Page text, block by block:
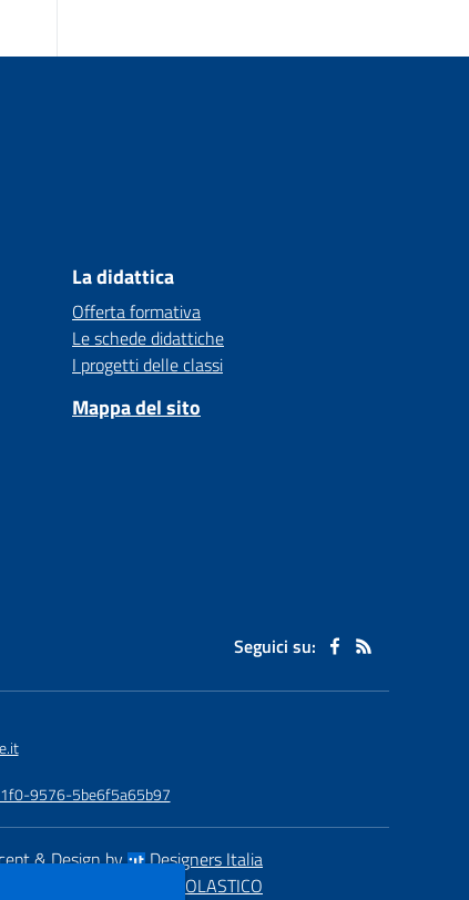
La didattica
Offerta formativa
Le schede didattiche
I progetti delle classi
Mappa del sito
Seguici su:
9576-5be6f5a65b97
& Design by
Designers Italia
SCUOLASTICO